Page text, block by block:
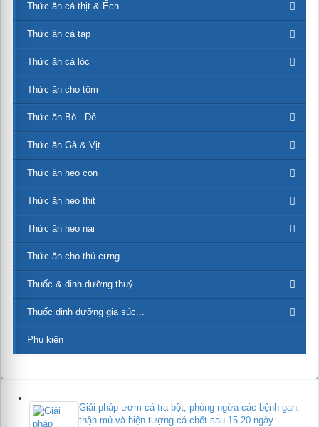
Thức ăn cá thịt & Ếch
Thức ăn cá tạp
Thức ăn cá lóc
Thức ăn cho tôm
Thức ăn Bò - Dê
Thức ăn Gà & Vịt
Thức ăn heo con
Thức ăn heo thịt
Thức ăn heo nái
Thức ăn cho thú cưng
Thuốc & dinh dưỡng thuỷ...
Thuốc dinh dưỡng gia súc...
Phụ kiện
Giải pháp ươm cá tra bột, phòng ngừa các bệnh gan,
thận mủ và hiện tượng cá chết sau 15-20 ngày